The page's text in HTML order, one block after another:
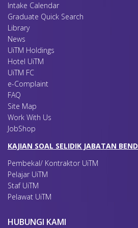
Intake Calendar
Graduate Quick Search
Library
News
UiTM Holdings
Hotel UiTM
UiTM FC
e-Complaint
FAQ
Site Map
Work With Us
JobShop
KAJIAN SOAL SELIDIK JABATAN
Pembekal/ Kontraktor UiTM
Pelajar UiTM
Staf UiTM
Pelawat UiTM
HUBUNGI KAMI